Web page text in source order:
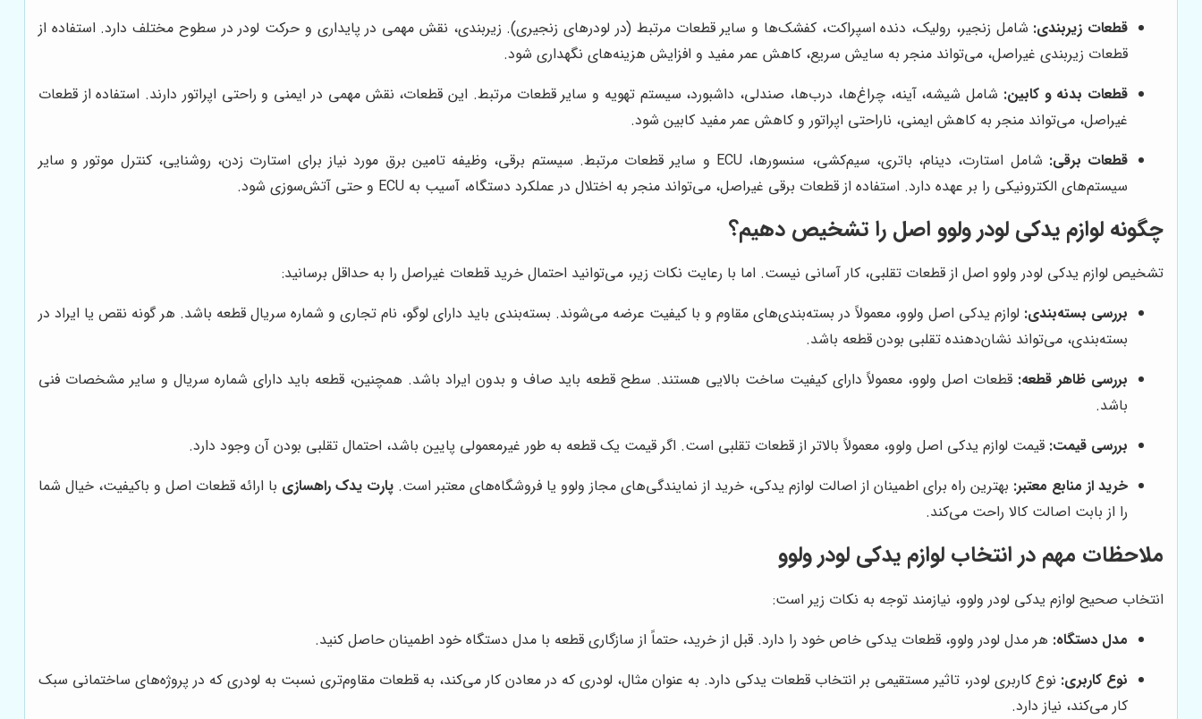
قطعات زیربندی: شامل زنجیر، رولیک، دنده اسپراکت، کفشک‌ها و سایر قطعات مرتبط (در لودرهای زنجیری). زیربندی، نقش مهمی در پایداری و حرکت لودر در سطوح مختلف دارد. استفاده از
قطعات زیربندی غیراصل، می‌تواند منجر به سایش سریع، کاهش عمر مفید و افزایش هزینه‌های نگهداری شود.
قطعات بدنه و کابین: شامل شیشه، آینه، چراغ‌ها، درب‌ها، صندلی، داشبورد، سیستم تهویه و سایر قطعات مرتبط. این قطعات، نقش مهمی در ایمنی و راحتی اپراتور دارند. استفاده از قطعات
غیراصل، می‌تواند منجر به کاهش ایمنی، ناراحتی اپراتور و کاهش عمر مفید کابین شود.
قطعات برقی:
شامل استارت، دینام، باتری، سیم‌کشی، سنسورها، ECU و سایر قطعات مرتبط. سیستم برقی، وظیفه تامین برق مورد نیاز برای استارت زدن، روشنایی، کنترل موتور و سایر
سیستم‌های الکترونیکی را بر عهده دارد. استفاده از قطعات برقی غیراصل، می‌تواند منجر به اختلال در عملکرد دستگاه، آسیب به ECU و حتی آتش‌سوزی شود.
چگونه لوازم یدکی لودر ولوو اصل را تشخیص دهیم؟
تشخیص لوازم یدکی لودر ولوو اصل از قطعات تقلبی، کار آسانی نیست. اما با رعایت نکات زیر، می‌توانید احتمال خرید قطعات غیراصل را به حداقل برسانید:
بررسی بسته‌بندی: لوازم یدکی اصل ولوو، معمولاً در بسته‌بندی‌های مقاوم و با کیفیت عرضه می‌شوند. بسته‌بندی باید دارای لوگو، نام تجاری و شماره سریال قطعه باشد. هر گونه نقص یا ایراد در
بسته‌بندی، می‌تواند نشان‌دهنده تقلبی بودن قطعه باشد.
بررسی ظاهر قطعه: قطعات اصل ولوو، معمولاً دارای کیفیت ساخت بالایی هستند. سطح قطعه باید صاف و بدون ایراد باشد. همچنین، قطعه باید دارای شماره سریال و سایر مشخصات فنی
باشد.
بررسی قیمت: قیمت لوازم یدکی اصل ولوو، معمولاً بالاتر از قطعات تقلبی است. اگر قیمت یک قطعه به طور غیرمعمولی پایین باشد، احتمال تقلبی بودن آن وجود دارد.
خرید از منابع معتبر: بهترین راه برای اطمینان از اصالت لوازم یدکی، خرید از نمایندگی‌های مجاز ولوو یا فروشگاه‌های معتبر است.پارت یدک راهسازی با ارائه قطعات اصل و باکیفیت، خیال شما
را از بابت اصالت کالا راحت می‌کند.
ملاحظات مهم در انتخاب لوازم یدکی لودر ولوو
انتخاب صحیح لوازم یدکی لودر ولوو، نیازمند توجه به نکات زیر است:
مدل دستگاه: هر مدل لودر ولوو، قطعات یدکی خاص خود را دارد. قبل از خرید، حتماً از سازگاری قطعه با مدل دستگاه خود اطمینان حاصل کنید.
نوع کاربری: نوع کاربری لودر، تاثیر مستقیمی بر انتخاب قطعات یدکی دارد. به عنوان مثال، لودری که در معادن کار می‌کند، به قطعات مقاوم‌تری نسبت به لودری که در پروژه‌های ساختمانی سبک
کار می‌کند، نیاز دارد.